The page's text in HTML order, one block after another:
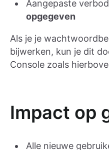
Aangepaste
opgegeven
Als je je
bijwerken, kun je dit
Console zoals
Impact op
Alle nieuwe